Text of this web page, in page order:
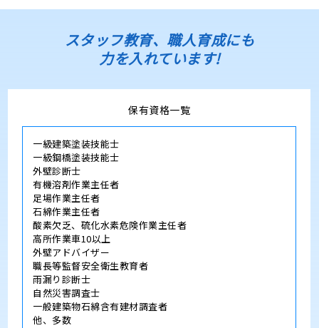
スタッフ教育、職人育成にも
力を入れています!
保有資格一覧
一級建築塗装技能士
一級鋼橋塗装技能士
外壁診断士
有機溶剤作業主任者
足場作業主任者
石綿作業主任者
酸素欠乏、硫化水素危険作業主任者
高所作業車10以上
外壁アドバイザー
職長等監督安全衛生教育者
雨漏り診断士
自然災害調査士
一般建築物石綿含有建材調査者
他、多数